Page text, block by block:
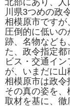
川県3つめの政
相模原市ですが
圧倒的に低いの
跡、名物なども
た、政令指定
ビス・交通イ
が、いまだに山
相模原市は政
その真の姿を
取材を基に、徹